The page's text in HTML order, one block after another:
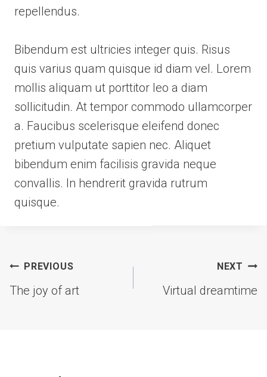
repellendus.
Bibendum est ultricies integer quis. Risus
quis varius quam quisque id diam vel. Lorem
mollis aliquam ut porttitor leo a diam
sollicitudin. At tempor commodo ullamcorper
a. Faucibus scelerisque eleifend donec
pretium vulputate sapien nec. Aliquet
bibendum enim facilisis gravida neque
convallis. In hendrerit gravida rutrum
quisque.
Post
navigation
PREVIOUS
The joy of art
NEXT
Virtual dreamtime